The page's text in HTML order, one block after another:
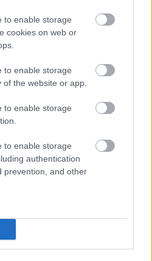
to enable storage
cookies on web or
to enable storage
the website or app.
to enable storage
to enable storage
authentication
prevention, and other
olvasókban a hitet, hogy
mint 1989 előtt.
nevező parlamenti
baloldalinak
ideológiai
csupán magyarországi
Európában mindenütt
baloldaliak körül. A
a munkaerő
Európa több
kapott jóléti
befolyásos
kívülre kerültek.
váltak. A 21.